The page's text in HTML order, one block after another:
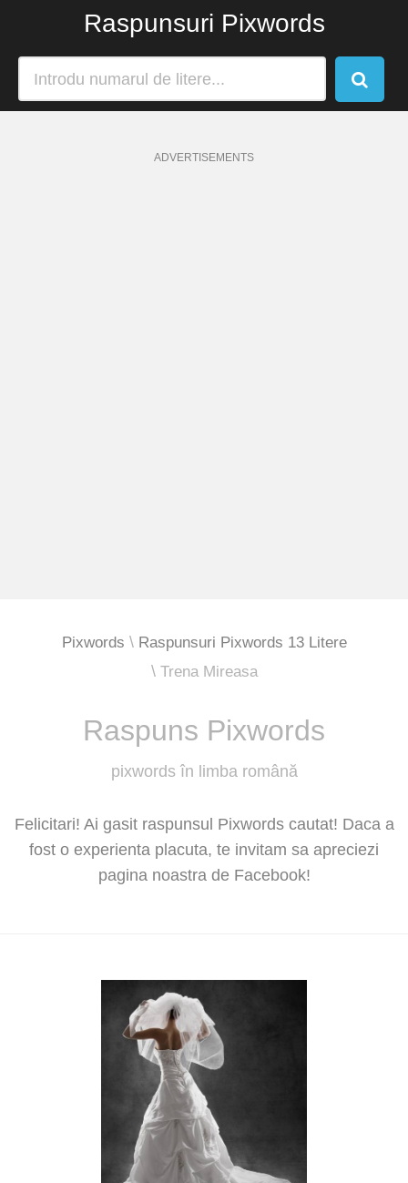
Raspunsuri Pixwords
ADVERTISEMENTS
Pixwords
Raspunsuri Pixwords 13 Litere
Trena Mireasa
Raspuns Pixwords
pixwords în limba română
Felicitari! Ai gasit raspunsul Pixwords cautat! Daca a
fost o experienta placuta, te invitam sa apreciezi
pagina noastra de Facebook!